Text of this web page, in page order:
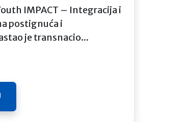
IMPACT – Integracija i
postignuća i
je transnacio...